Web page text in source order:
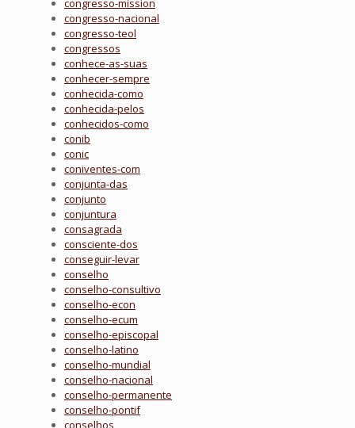
congresso-mission
congresso-nacional
congresso-teol
congressos
conhece-as-suas
conhecer-sempre
conhecida-como
conhecida-pelos
conhecidos-como
conib
conic
coniventes-com
conjunta-das
conjunto
conjuntura
consagrada
consciente-dos
conseguir-levar
conselho
conselho-consultivo
conselho-econ
conselho-ecum
conselho-episcopal
conselho-latino
conselho-mundial
conselho-nacional
conselho-permanente
conselho-pontif
conselhos